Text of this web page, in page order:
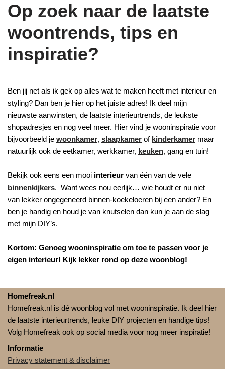
Op zoek naar de laatste
woontrends, tips en
inspiratie?
Ben jij net als ik gek op alles wat te maken heeft met interieur en
styling? Dan ben je hier op het juiste adres! Ik deel mijn
nieuwste aanwinsten, de laatste interieurtrends, de leukste
shopadresjes en nog veel meer. Hier vind je wooninspiratie voor
bijvoorbeeld je woonkamer, slaapkamer of kinderkamer maar
natuurlijk ook de eetkamer, werkkamer, keuken, gang en tuin!
Bekijk ook eens een mooi interieur van één van de vele
binnenkijkers. Want wees nou eerlijk… wie houdt er nu niet
van lekker ongegeneerd binnen-koekeloeren bij een ander? En
ben je handig en houd je van knutselen dan kun je aan de slag
met mijn DIY’s.
Kortom: Genoeg wooninspiratie om toe te passen voor je
eigen interieur! Kijk lekker rond op deze woonblog!
Homefreak.nl
Homefreak.nl is dé woonblog vol met wooninspiratie. Ik deel hier
de laatste interieurtrends, leuke DIY projecten en handige tips!
Volg Homefreak ook op social media voor nog meer inspiratie!
Informatie
Privacy statement & disclaimer